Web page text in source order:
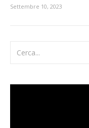
Settembre 10, 2023